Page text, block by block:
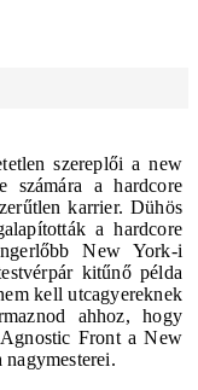
szereplői a new
számára a hardcore
karrier. Dühös
a hardcore
New York-i
kitűnő példa
kell utcagyereknek
ahhoz, hogy
Front a New